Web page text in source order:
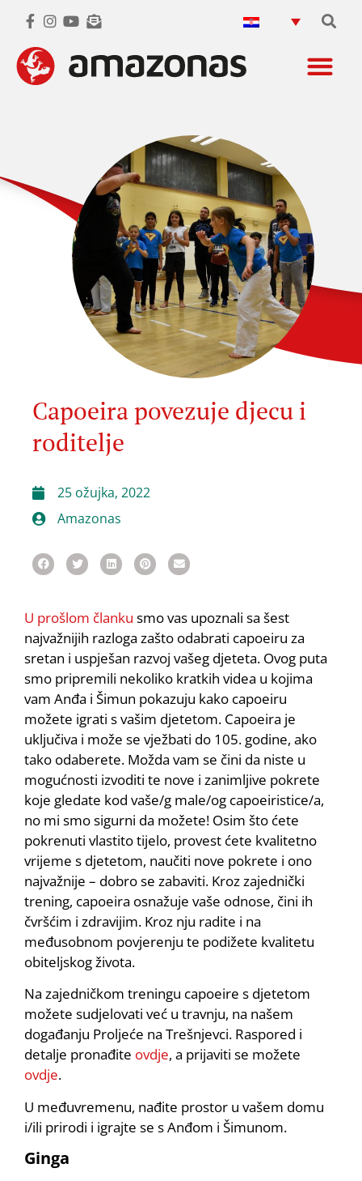
Capoeira povezuje djecu i
roditelje
25 ožujka, 2022
Amazonas
U prošlom članku smo vas upoznali sa šest
najvažnijih razloga zašto odabrati capoeiru za
sretan i uspješan razvoj vašeg djeteta. Ovog puta
smo pripremili nekoliko kratkih videa u kojima
vam Anđa i Šimun pokazuju kako capoeiru
možete igrati s vašim djetetom. Capoeira je
uključiva i može se vježbati do 105. godine, ako
tako odaberete. Možda vam se čini da niste u
mogućnosti izvoditi te nove i zanimljive pokrete
koje gledate kod vaše/g male/og capoeiristice/a,
no mi smo sigurni da možete! Osim što ćete
pokrenuti vlastito tijelo, provest ćete kvalitetno
vrijeme s djetetom, naučiti nove pokrete i ono
najvažnije – dobro se zabaviti. Kroz zajednički
trening, capoeira osnažuje vaše odnose, čini ih
čvršćim i zdravijim. Kroz nju radite i na
međusobnom povjerenju te podižete kvalitetu
obiteljskog života.
Na zajedničkom treningu capoeire s djetetom
možete sudjelovati već u travnju, na našem
događanju Proljeće na Trešnjevci. Raspored i
detalje pronađite ovdje, a prijaviti se možete
ovdje.
U međuvremenu, nađite prostor u vašem domu
i/ili prirodi i igrajte se s Anđom i Šimunom.
Ginga